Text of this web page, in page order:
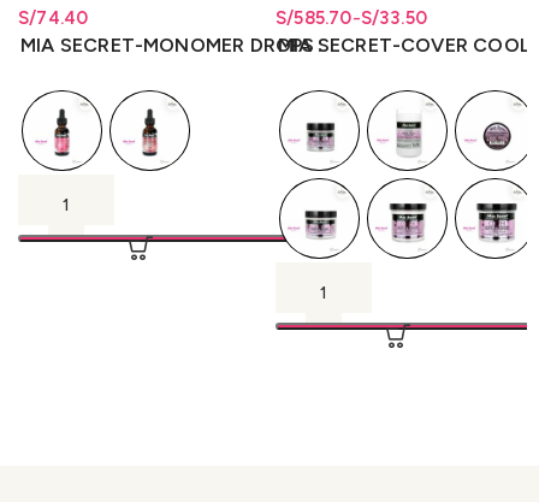
S/74.40
Rango de precios: desde
S/74.40hastaS/74.40
MIA SECRET-MONOMER DROPS
S/33.50
-
S/585.70
Rango de precios: desde
S/33.50 hasta S/585.70
Rango de precios: desde
S/33.50hastaS/585.70
MIA SECRET-COVER COOL